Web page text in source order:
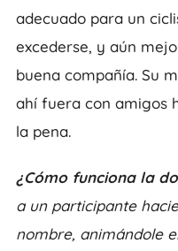
adecuado para un
excederse, y aún
buena compañía. Su
ahí fuera con amigos
la pena.
¿Cómo funciona la
a un participante
nombre, animándole